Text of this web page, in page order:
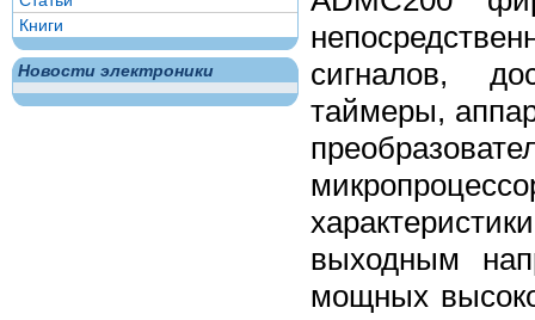
Книги
Новости электроники
сигналов,
таймеры,
выходным
мощных